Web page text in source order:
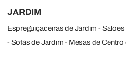
JARDIM
Espreguiçadeiras de Jardim
Salões
Sofás de Jardim
Mesas de Centro